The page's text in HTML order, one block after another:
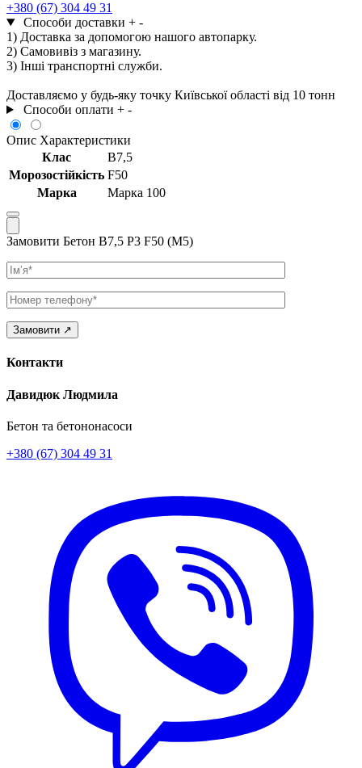
+380 (67) 304 49 31
Способи доставки + -
1) Доставка за допомогою нашого автопарку.
2) Самовивіз з магазину.
3) Інші транспортні служби.
Доставляємо у будь-яку точку Київської області від 10 тонн
Способи оплати + -
Опис Характеристики
Клас
В7,5
Морозостійкість F50
Марка
Марка 100
Замовити Бетон В7,5 Р3 F50 (М5)
Ім’я
Телефон
Контакти
Давидюк Людмила
Бетон та бетононасоси
+380 (67) 304 49 31